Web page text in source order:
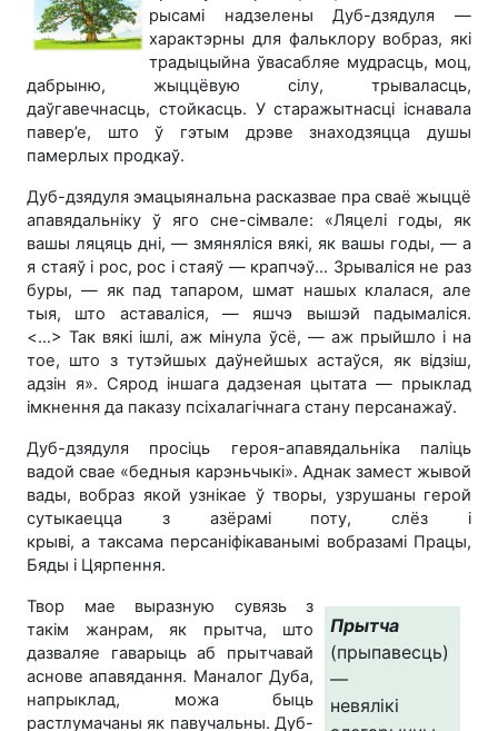
рысамі надзелены Дуб-дзядуля —
характэрны для фальклору вобраз, які
традыцыйна ўвасабляе мудрасць, моц,
дабрыню, жыццёвую сілу, трываласць,
даўгавечнасць, стойкасць. У старажытнасці існавала
павер’е, што ў гэтым дрэве знаходзяцца душы
памерлых продкаў.
Дуб-дзядуля эмацыянальна расказвае пра сваё жыццё
апавядальніку ў яго сне-сімвале: «Ляцелі годы, як
вашы ляцяць дні, — змяняліся вякі, як вашы годы, — а
я стаяў і рос, рос і стаяў — крапчэў... Зрываліся не раз
буры, — як пад тапаром, шмат нашых клалася, але
тыя, што аставаліся, — яшчэ вышэй падымаліся.
<...> Так вякі ішлі, аж мінула ўсё, — аж прыйшло і на
тое, што з тутэйшых даўнейшых астаўся, як відзіш,
адзін я». Сярод іншага дадзеная цытата — прыклад
імкнення да паказу псіхалагічнага стану персанажаў.
Дуб-дзядуля просіць героя-апавядальніка паліць
вадой свае «бедныя карэньчыкі». Аднак замест жывой
вады, вобраз якой узнікае ў творы, узрушаны герой
сутыкаецца з азёрамі поту, слёз і
крыві, а таксама персаніфікаванымі вобразамі Працы,
Бяды і Цярпення.
Прытча
(прыпавесць)
—
невялікі
Твор мае выразную сувязь з
такім жанрам, як прытча, што
дазваляе гаварыць аб прытчавай
аснове апавядання. Маналог Дуба,
напрыклад, можа быць
растлумачаны як павучальны. Дуб-